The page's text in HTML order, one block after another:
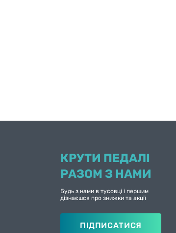
КРУТИ ПЕДАЛІ
РАЗОМ З НАМИ
Будь з нами в тусовці і першим
дізнаєшся про знижки та акції
ПІДПИСАТИСЯ